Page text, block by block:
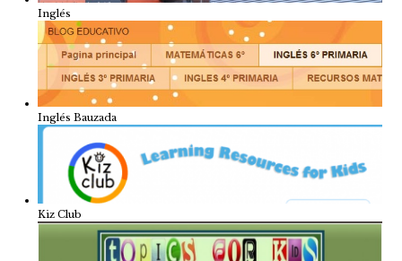
Inglés
Inglés Bauzada
Kiz Club